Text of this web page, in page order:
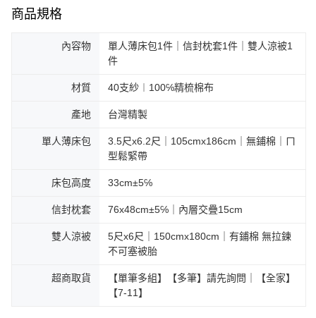
商品規格
內容物
單人薄床包1件｜信封枕套1件｜雙人涼被1
件
材質 40支紗︱100℅精梳棉布
產地 台灣精製
單人薄床包
3.5尺x6.2尺｜105cmx186cm｜無鋪棉｜ㄇ
型鬆緊帶
床包高度 33cm±5℅
信封枕套 76x48cm±5℅｜內層交疊15cm
雙人涼被
5尺x6尺｜150cmx180cm｜有鋪棉 無拉鍊
不可塞被胎
超商取貨
【單筆多組】【多筆】請先詢問｜【全家】
【7-11】